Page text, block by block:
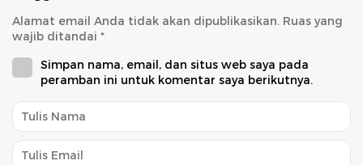
Alamat email Anda tidak akan dipublikasikan. Ruas yang
wajib ditandai *
Simpan nama, email, dan situs web saya pada
peramban ini untuk komentar saya berikutnya.